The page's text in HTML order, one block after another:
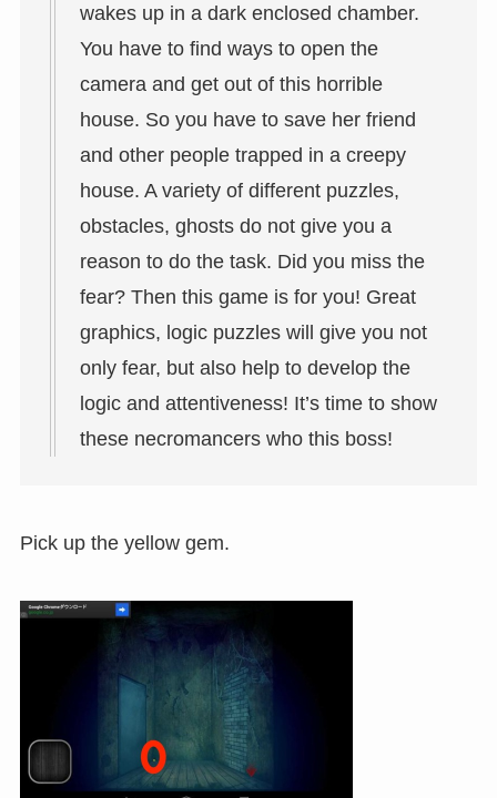
wakes up in a dark enclosed chamber.
You have to find ways to open the
camera and get out of this horrible
house. So you have to save her friend
and other people trapped in a creepy
house. A variety of different puzzles,
obstacles, ghosts do not give you a
reason to do the task. Did you miss the
fear? Then this game is for you! Great
graphics, logic puzzles will give you not
only fear, but also help to develop the
logic and attentiveness! It’s time to show
these necromancers who this boss!
Pick up the yellow gem.